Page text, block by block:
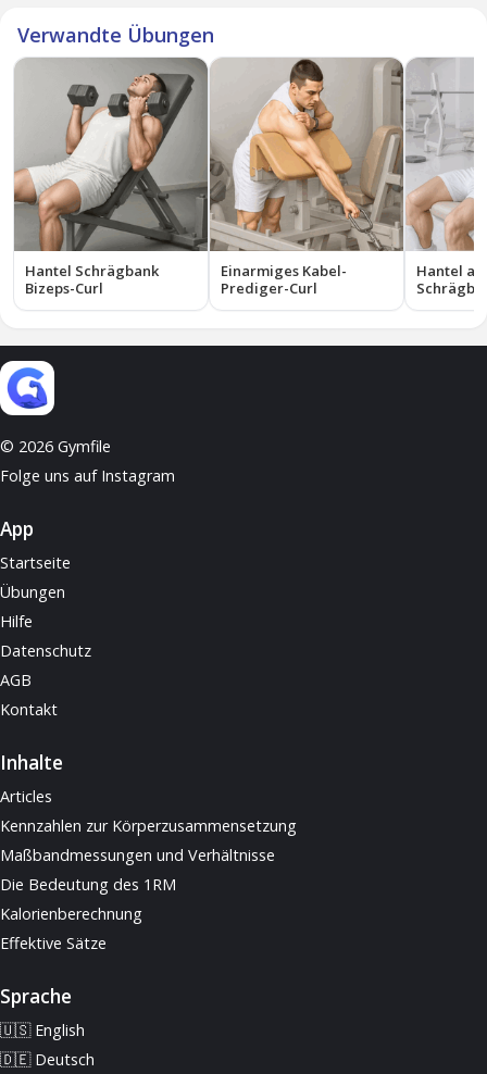
Verwandte Übungen
Hantel Schrägbank
Bizeps-Curl
Einarmiges Kabel-
Prediger-Curl
Hantel
© 2026 Gymfile
Folge uns auf Instagram
App
Startseite
Übungen
Hilfe
Datenschutz
AGB
Kontakt
Inhalte
Articles
Kennzahlen zur Körperzusammensetzung
Maßbandmessungen und Verhältnisse
Die Bedeutung des 1RM
Kalorienberechnung
Effektive Sätze
Sprache
🇺🇸 English
🇩🇪 Deutsch